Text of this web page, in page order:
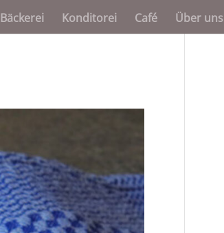
Bäckerei Konditorei Café Über uns